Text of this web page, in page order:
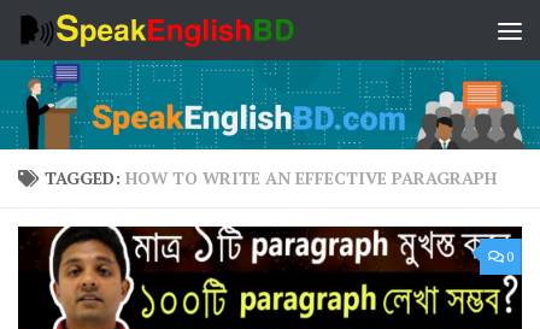
Skip to content
TAGGED: HOW TO WRITE AN EFFECTIVE PARAGRAPH
0